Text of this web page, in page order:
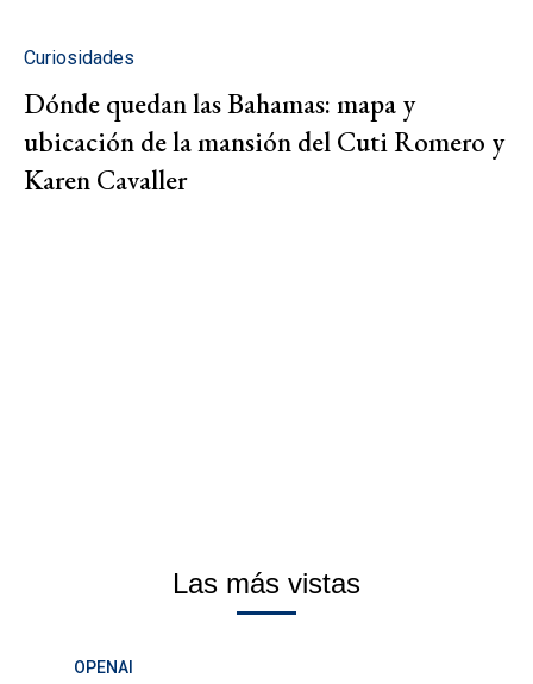
Curiosidades
Dónde quedan las Bahamas: mapa y
ubicación de la mansión del Cuti Romero y
Karen Cavaller
Las más vistas
OPENAI